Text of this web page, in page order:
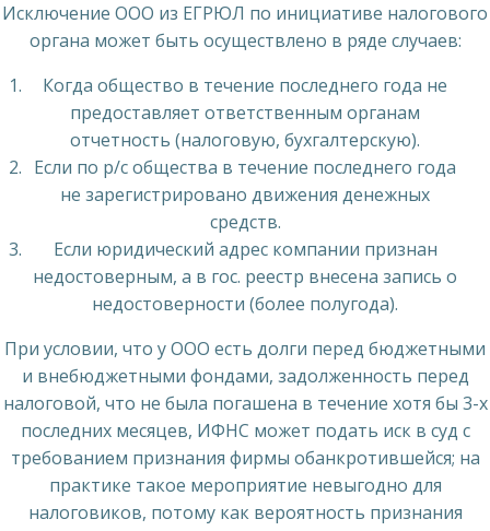
Исключение ООО из ЕГРЮЛ по инициативе налогового
органа может быть осуществлено в ряде случаев:
Когда общество в течение последнего года не
предоставляет ответственным органам
отчетность (налоговую, бухгалтерскую).
Если по р/с общества в течение последнего года
не зарегистрировано движения денежных
средств.
Если юридический адрес компании признан
недостоверным, а в гос. реестр внесена запись о
недостоверности (более полугода).
При условии, что у ООО есть долги перед бюджетными
и внебюджетными фондами, задолженность перед
налоговой, что не была погашена в течение хотя бы 3-х
последних месяцев, ИФНС может подать иск в суд с
требованием признания фирмы обанкротившейся; на
практике такое мероприятие невыгодно для
налоговиков, потому как вероятность признания